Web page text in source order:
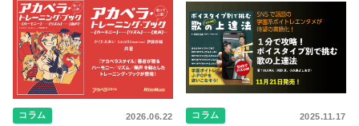
コラム 2026.06.22 コラム 2025.11.17